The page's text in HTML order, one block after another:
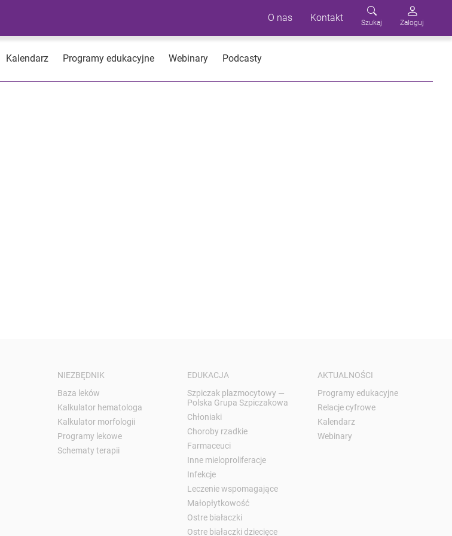
O nas Kontakt Szukaj Zaloguj
Kalendarz Programy edukacyjne Webinary Podcasty
NIEZBĘDNIK
Baza leków
Kalkulator hematologa
Kalkulator morfologii
Programy lekowe
Schematy terapii
EDUKACJA
Szpiczak plazmocytowy —
Polska Grupa Szpiczakowa
Chłoniaki
Choroby rzadkie
Farmaceuci
Inne mieloproliferacje
Infekcje
Leczenie wspomagające
Małopłytkowość
Ostre białaczki
Ostre białaczki dziecięce
AKTUALNOŚCI
Programy edukacyjne
Relacje cyfrowe
Kalendarz
Webinary